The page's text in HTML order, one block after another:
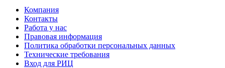
Компания
Контакты
Работа у нас
Правовая информация
Политика обработки персональных данных
Технические требования
Вход для РИЦ